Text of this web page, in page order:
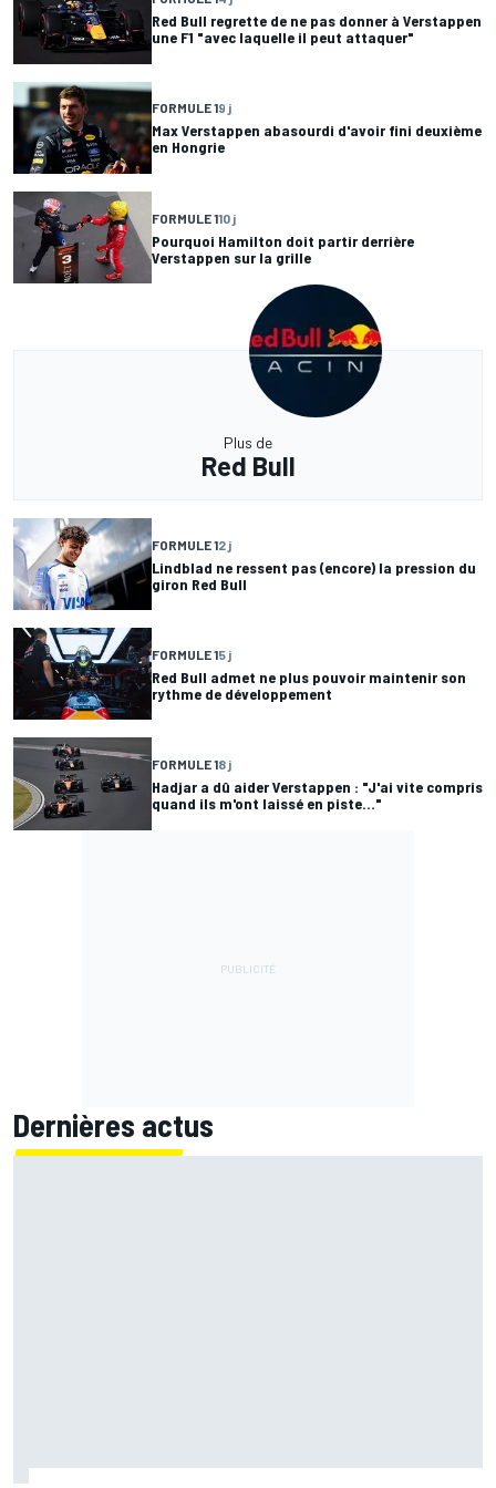
Red Bull regrette de ne pas donner à Verstappen
une F1 "avec laquelle il peut attaquer"
FORMULE 19 j
Max Verstappen abasourdi d'avoir fini deuxième
en Hongrie
FORMULE 110 j
Pourquoi Hamilton doit partir derrière
Verstappen sur la grille
Plus de
Red Bull
FORMULE 12 j
Lindblad ne ressent pas (encore) la pression du
giron Red Bull
FORMULE 15 j
Red Bull admet ne plus pouvoir maintenir son
rythme de développement
FORMULE 18 j
Hadjar a dû aider Verstappen : "J'ai vite compris
quand ils m'ont laissé en piste..."
Dernières actus